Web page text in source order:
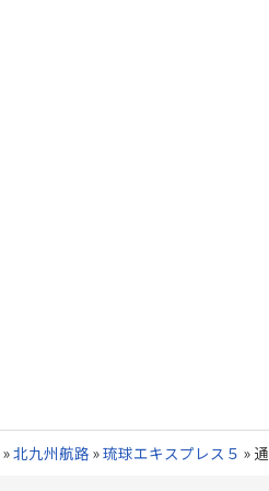
»北九州航路 »琉球エキスプレス５ »